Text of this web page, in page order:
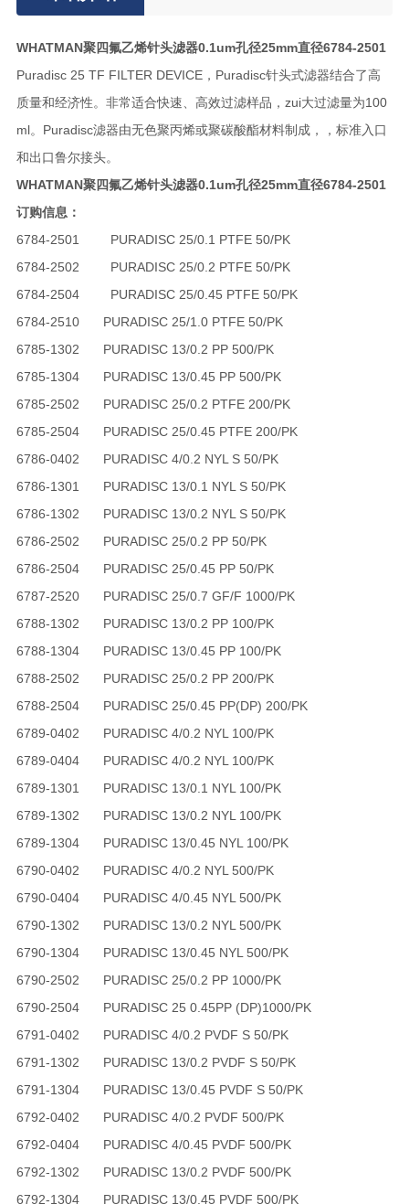
WHATMAN聚四氟乙烯针头滤器0.1um孔径25mm直径6784-2501
Puradisc 25 TF FILTER DEVICE，Puradisc针头式滤器结合了高
质量和经济性。非常适合快速、高效过滤样品，zui大过滤量为100
ml。Puradisc滤器由无色聚丙烯或聚碳酸酯材料制成，，标准入口
和出口鲁尔接头。
WHATMAN聚四氟乙烯针头滤器0.1um孔径25mm直径6784-2501
订购信息：
6784-2501
PURADISC 25/0.1 PTFE 50/PK
6784-2502
PURADISC 25/0.2 PTFE 50/PK
6784-2504
PURADISC 25/0.45 PTFE 50/PK
6784-2510
PURADISC 25/1.0 PTFE 50/PK
6785-1302
PURADISC 13/0.2 PP 500/PK
6785-1304
PURADISC 13/0.45 PP 500/PK
6785-2502
PURADISC 25/0.2 PTFE 200/PK
6785-2504
PURADISC 25/0.45 PTFE 200/PK
6786-0402
PURADISC 4/0.2 NYL S 50/PK
6786-1301
PURADISC 13/0.1 NYL S 50/PK
6786-1302
PURADISC 13/0.2 NYL S 50/PK
6786-2502
PURADISC 25/0.2 PP 50/PK
6786-2504
PURADISC 25/0.45 PP 50/PK
6787-2520
PURADISC 25/0.7 GF/F 1000/PK
6788-1302
PURADISC 13/0.2 PP 100/PK
6788-1304
PURADISC 13/0.45 PP 100/PK
6788-2502
PURADISC 25/0.2 PP 200/PK
6788-2504
PURADISC 25/0.45 PP(DP) 200/PK
6789-0402
PURADISC 4/0.2 NYL 100/PK
6789-0404
PURADISC 4/0.2 NYL 100/PK
6789-1301
PURADISC 13/0.1 NYL 100/PK
6789-1302
PURADISC 13/0.2 NYL 100/PK
6789-1304
PURADISC 13/0.45 NYL 100/PK
6790-0402
PURADISC 4/0.2 NYL 500/PK
6790-0404
PURADISC 4/0.45 NYL 500/PK
6790-1302
PURADISC 13/0.2 NYL 500/PK
6790-1304
PURADISC 13/0.45 NYL 500/PK
6790-2502
PURADISC 25/0.2 PP 1000/PK
6790-2504
PURADISC 25 0.45PP (DP)1000/PK
6791-0402
PURADISC 4/0.2 PVDF S 50/PK
6791-1302
PURADISC 13/0.2 PVDF S 50/PK
6791-1304
PURADISC 13/0.45 PVDF S 50/PK
6792-0402
PURADISC 4/0.2 PVDF 500/PK
6792-0404
PURADISC 4/0.45 PVDF 500/PK
6792-1302
PURADISC 13/0.2 PVDF 500/PK
6792-1304
PURADISC 13/0.45 PVDF 500/PK